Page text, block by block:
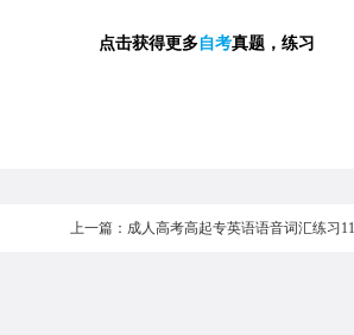
点击获得更多自考真题，练习
上一篇：成人高考高起专英语语音词汇练习